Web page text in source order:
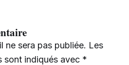
ne sera pas publiée. Les
sont indiqués avec *